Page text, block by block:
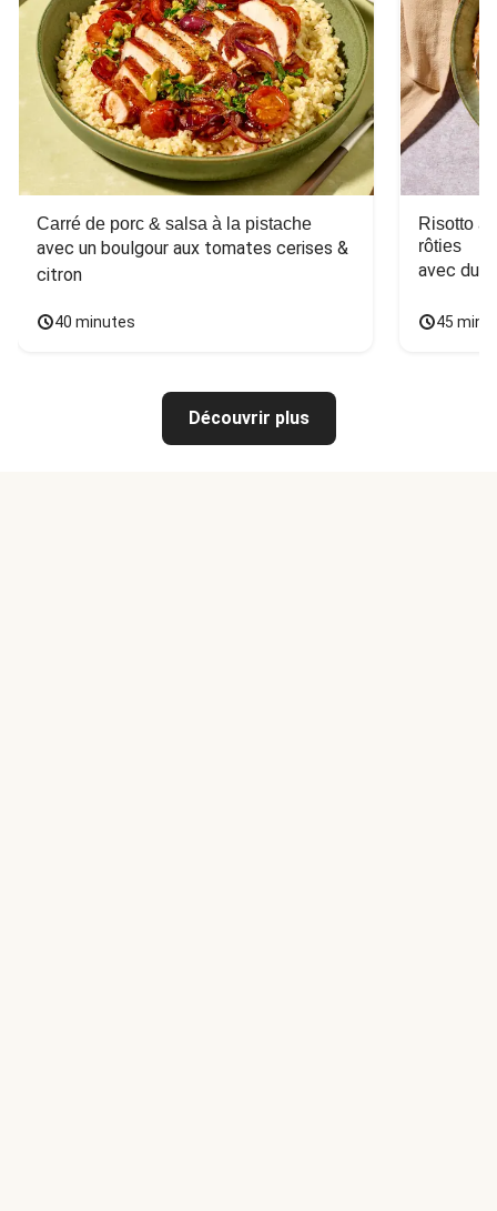
Carré de porc & salsa à la pistache
avec un boulgour aux tomates cerises &
citron
40 minutes
Risotto
rôties
avec du
45
Découvrir plus